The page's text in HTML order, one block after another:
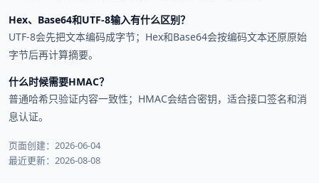
Hex、Base64和UTF-8输入有什么区别？
UTF-8会先把文本编码成字节；Hex和Base64会按编码文本还原原始
字节后再计算摘要。
什么时候需要HMAC？
普通哈希只验证内容一致性；HMAC会结合密钥，适合接口签名和消
息认证。
页面创建：2026-06-04
最近更新：2026-08-08